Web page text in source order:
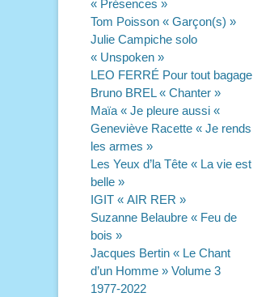
« Présences »
Tom Poisson « Garçon(s) »
Julie Campiche solo
« Unspoken »
LEO FERRÉ Pour tout bagage
Bruno BREL « Chanter »
Maïa « Je pleure aussi «
Geneviève Racette « Je rends
les armes »
Les Yeux d’la Tête « La vie est
belle »
IGIT « AIR RER »
Suzanne Belaubre « Feu de
bois »
Jacques Bertin « Le Chant
d’un Homme » Volume 3
1977-2022